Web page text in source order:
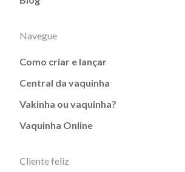
Navegue
Como criar e lançar
Central da vaquinha
Vakinha ou vaquinha?
Vaquinha Online
Cliente feliz